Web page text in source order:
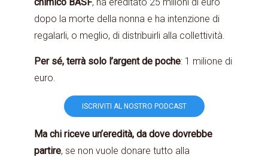
dopo la morte della nonna e ha intenzione di
regalarli, o meglio, di distribuirli alla collettività.
Per sé, terrà solo l’argent de poche: 1 milione di
euro.
ISCRIVITI AL NOSTRO PODCAST
Ma chi riceve un’eredità, da dove dovrebbe
partire, se non vuole donare tutto alla